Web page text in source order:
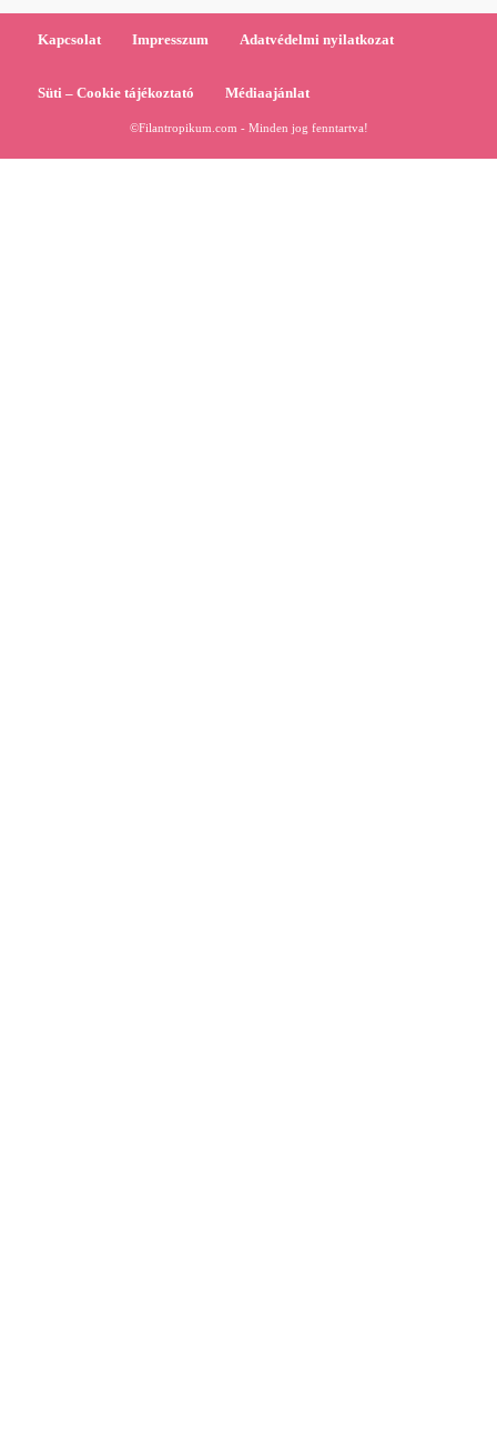
Kapcsolat Impresszum Adatvédelmi nyilatkozat
Süti – Cookie tájékoztató Médiaajánlat
©Filantropikum.com - Minden jog fenntartva!